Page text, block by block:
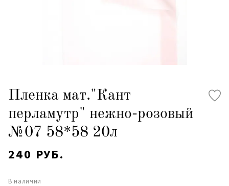
Пленка мат."Кант
перламутр" нежно-розовый
№07 58*58 20л
240 РУБ.
В наличии